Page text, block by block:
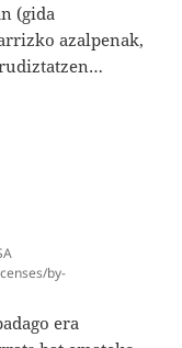
(gida
azalpenak,
by-
era